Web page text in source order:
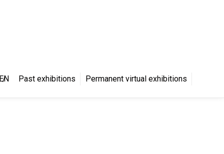
Past exhibitions Permanent virtual exhibitions